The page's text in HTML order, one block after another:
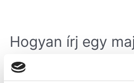
Hogyan írj egy
tökéletes